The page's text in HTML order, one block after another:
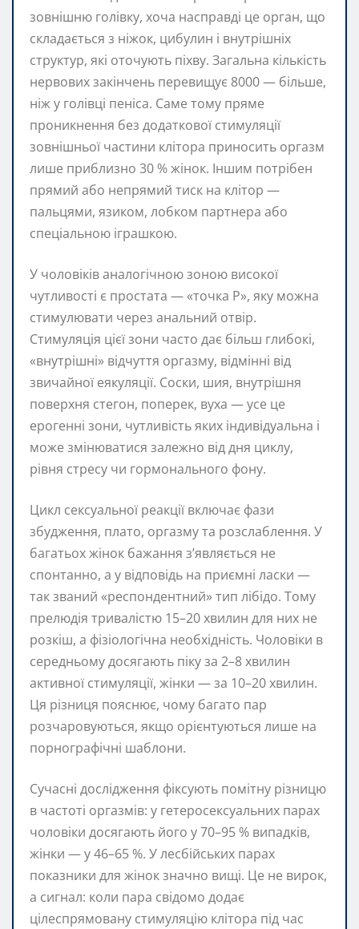
зовнішню голівку, хоча насправді це орган, що
складається з ніжок, цибулин і внутрішніх
структур, які оточують піхву. Загальна кількість
нервових закінчень перевищує 8000 — більше,
ніж у голівці пеніса. Саме тому пряме
проникнення без додаткової стимуляції
зовнішньої частини клітора приносить оргазм
лише приблизно 30 % жінок. Іншим потрібен
прямий або непрямий тиск на клітор —
пальцями, язиком, лобком партнера або
спеціальною іграшкою.
У чоловіків аналогічною зоною високої
чутливості є простата — «точка P», яку можна
стимулювати через анальний отвір.
Стимуляція цієї зони часто дає більш глибокі,
«внутрішні» відчуття оргазму, відмінні від
звичайної еякуляції. Соски, шия, внутрішня
поверхня стегон, поперек, вуха — усе це
ерогенні зони, чутливість яких індивідуальна і
може змінюватися залежно від дня циклу,
рівня стресу чи гормонального фону.
Цикл сексуальної реакції включає фази
збудження, плато, оргазму та розслаблення. У
багатьох жінок бажання з’являється не
спонтанно, а у відповідь на приємні ласки —
так званий «респондентний» тип лібідо. Тому
прелюдія тривалістю 15–20 хвилин для них не
розкіш, а фізіологічна необхідність. Чоловіки в
середньому досягають піку за 2–8 хвилин
активної стимуляції, жінки — за 10–20 хвилин.
Ця різниця пояснює, чому багато пар
розчаровуються, якщо орієнтуються лише на
порнографічні шаблони.
Сучасні дослідження фіксують помітну різницю
в частоті оргазмів: у гетеросексуальних парах
чоловіки досягають його у 70–95 % випадків,
жінки — у 46–65 %. У лесбійських парах
показники для жінок значно вищі. Це не вирок,
а сигнал: коли пара свідомо додає
цілеспрямовану стимуляцію клітора під час